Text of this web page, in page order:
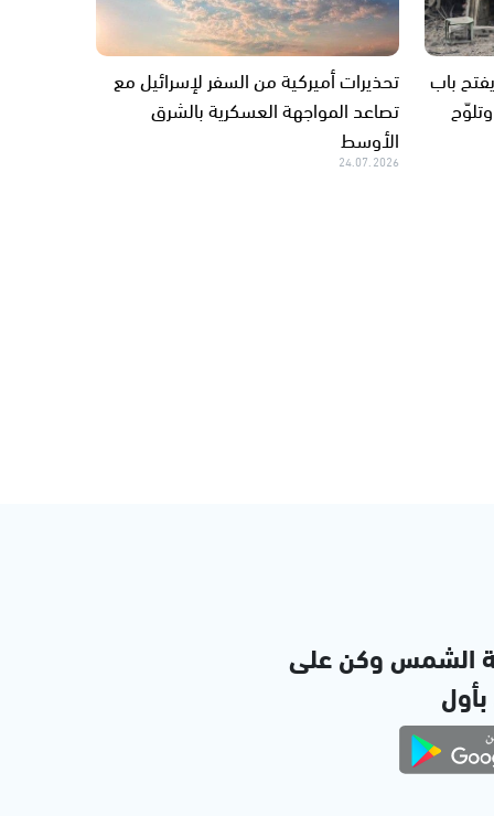
باب
تحذيرات أميركية من السفر لإسرائيل مع
تصاعد المواجهة العسكرية بالشرق
الأوسط
24.07.2026
الشمس وكن على
بأول